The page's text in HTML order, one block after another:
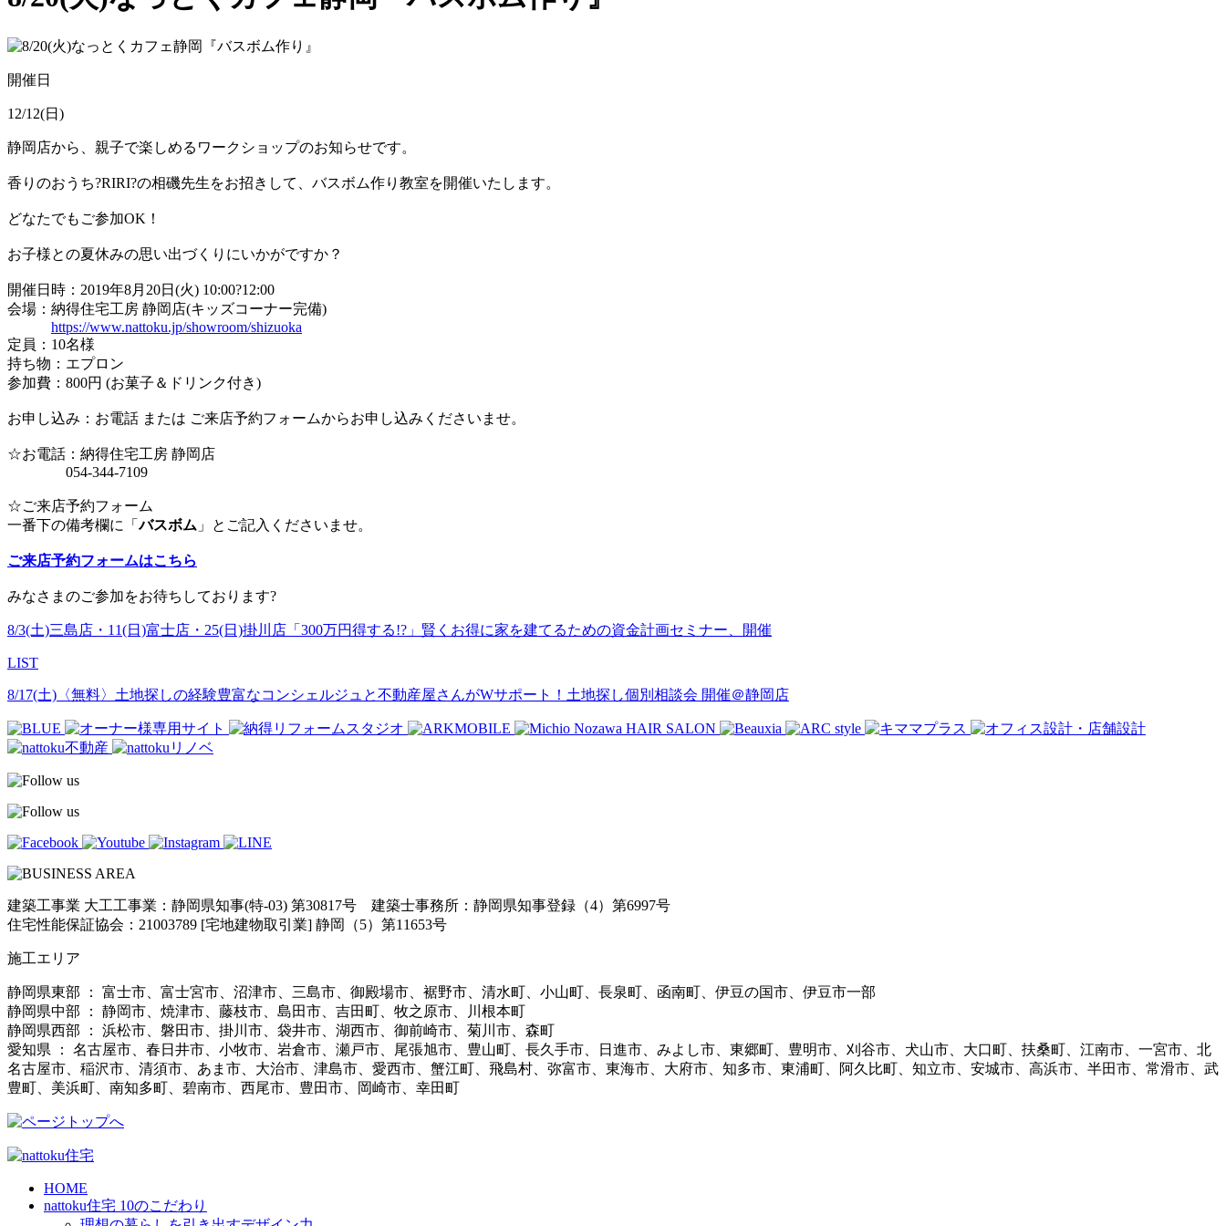
開催日
12/12(日)
静岡店から、親子で楽しめるワークショップのお知らせです。
香りのおうち?RIRI?の相磯先生をお招きして、バスボム作り教室を開催いたします。
どなたでもご参加OK！
お子様との夏休みの思い出づくりにいかがですか？
開催日時：2019年8月20日(火) 10:00?12:00
会場：納得住宅工房 静岡店(キッズコーナー完備)
https://www.nattoku.jp/showroom/shizuoka
定員：10名様
持ち物：エプロン
参加費：800円 (お菓子＆ドリンク付き)
お申し込み：お電話 または ご来店予約フォームからお申し込みくださいませ。
☆お電話：納得住宅工房 静岡店
054-344-7109
☆ご来店予約フォーム
一番下の備考欄に「バスボム 」とご記入くださいませ。
ご来店予約フォームはこちら
みなさまのご参加をお待ちしております?
8/3(土)三島店・11(日)富士店・25(日)掛川店「300万円得する!?」賢くお得に家を建てるための資金計画セミナー、開催
LIST
8/17(土)〈無料〉土地探しの経験豊富なコンシェルジュと不動産屋さんがWサポート！土地探し個別相談会 開催＠静岡店
建築工事業 大工工事業：静岡県知事(特-03) 第30817号 建築士事務所：静岡県知事登録（4）第6997号
住宅性能保証協会：21003789 [宅地建物取引業] 静岡（5）第11653号
施工エリア
静岡県東部 ： 富士市、富士宮市、沼津市、三島市、御殿場市、裾野市、清水町、小山町、長泉町、函南町、伊豆の国市、伊豆市一部
静岡県中部 ： 静岡市、焼津市、藤枝市、島田市、吉田町、牧之原市、川根本町
静岡県西部 ： 浜松市、磐田市、掛川市、袋井市、湖西市、御前崎市、菊川市、森町
愛知県 ： 名古屋市、春日井市、小牧市、岩倉市、瀬戸市、尾張旭市、豊山町、長久手市、日進市、みよし市、東郷町、豊明市、刈谷市、犬山市、大口町、扶桑町、江南市、一宮市、北
名古屋市、稲沢市、清須市、あま市、大治市、津島市、愛西市、蟹江町、飛島村、弥富市、東海市、大府市、知多市、東浦町、阿久比町、知立市、安城市、高浜市、半田市、常滑市、武
豊町、美浜町、南知多町、碧南市、西尾市、豊田市、岡崎市、幸田町
HOME
nattoku住宅 10のこだわり